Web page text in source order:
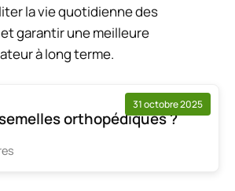
la vie quotidienne des
garantir une meilleure
à long terme.
31 octobre 2025
orthopédiques ?